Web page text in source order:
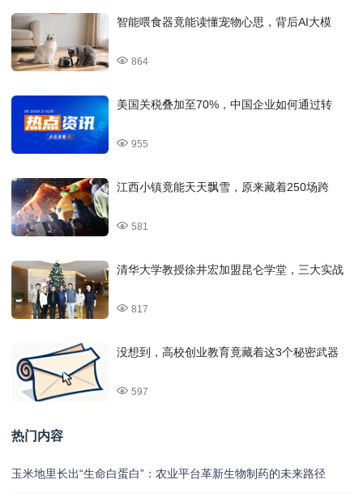
智能喂食器竟能读懂宠物心思，背后AI大模
864
美国关税叠加至70%，中国企业如何通过转
955
江西小镇竟能天天飘雪，原来藏着250场跨
581
清华大学教授徐井宏加盟昆仑学堂，三大实战
817
没想到，高校创业教育竟藏着这3个秘密武器
597
热门内容
玉米地里长出“生命白蛋白”：农业平台革新生物制药的未来路径